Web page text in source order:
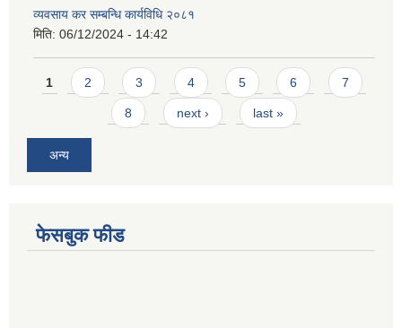
व्यवसाय कर सम्बन्धि कार्यविधि २०८१
मिति: 06/12/2024 - 14:42
Pages
1 2 3 4 5 6 7
8 next › last »
अन्य
फेसबुक फीड